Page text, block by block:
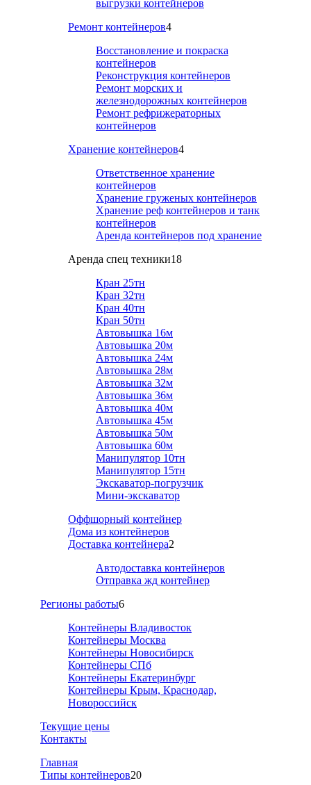
выгрузки контейнеров
Ремонт контейнеров4
Восстановление и покраска
контейнеров
Реконструкция контейнеров
Ремонт морских и
железнодорожных контейнеров
Ремонт рефрижераторных
контейнеров
Хранение контейнеров4
Ответственное хранение
контейнеров
Хранение груженых контейнеров
Хранение реф контейнеров и танк
контейнеров
Аренда контейнеров под хранение
Аренда спец техники18
Кран 25тн
Кран 32тн
Кран 40тн
Кран 50тн
Автовышка 16м
Автовышка 20м
Автовышка 24м
Автовышка 28м
Автовышка 32м
Автовышка 36м
Автовышка 40м
Автовышка 45м
Автовышка 50м
Автовышка 60м
Манипулятор 10тн
Манипулятор 15тн
Экскаватор-погрузчик
Мини-экскаватор
Оффшорный контейнер
Дома из контейнеров
Доставка контейнера2
Автодоставка контейнеров
Отправка жд контейнер
Регионы работы6
Контейнеры Владивосток
Контейнеры Москва
Контейнеры Новосибирск
Контейнеры СПб
Контейнеры Екатеринбург
Контейнеры Крым, Краснодар,
Новороссийск
Текущие цены
Контакты
Главная
Tипы контейнеров20